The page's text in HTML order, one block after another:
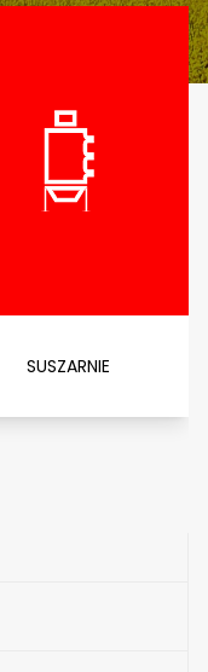
SUSZARNIE